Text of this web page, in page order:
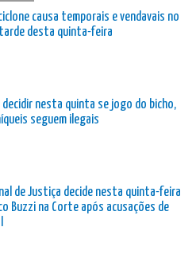
causa temporais e vendavais no
tarde desta quinta-feira
decidir nesta quinta se jogo do bicho,
seguem ilegais
de Justiça decide nesta quinta-feira
Buzzi na Corte após acusações de